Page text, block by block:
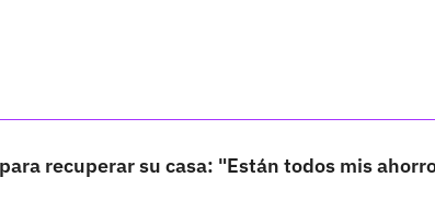
recuperar su casa: "Están todos mis